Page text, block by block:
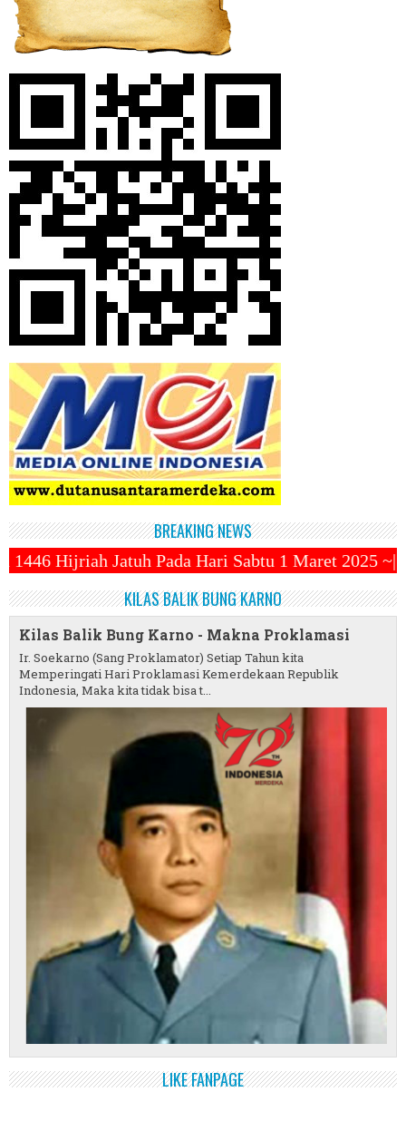
BREAKING NEWS
Hari Sabtu 1 Maret 2025 ~||~ 1 Syawal Jatuh
KILAS BALIK BUNG KARNO
Kilas Balik Bung Karno - Makna Proklamasi
Ir. Soekarno (Sang Proklamator) Setiap Tahun kita
Memperingati Hari Proklamasi Kemerdekaan Republik
Indonesia, Maka kita tidak bisa t...
LIKE FANPAGE